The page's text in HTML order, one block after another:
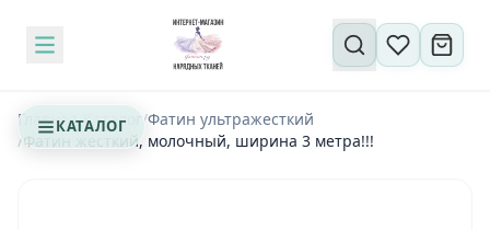
КАТАЛОГ
Поиск по сайту
Главная/Каталог/Фатин ультражесткий
/Фатин жесткий, молочный, ширина 3 метра!!!